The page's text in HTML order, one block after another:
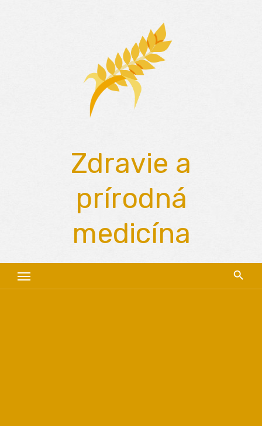
Zdravie a
prírodná
medicína